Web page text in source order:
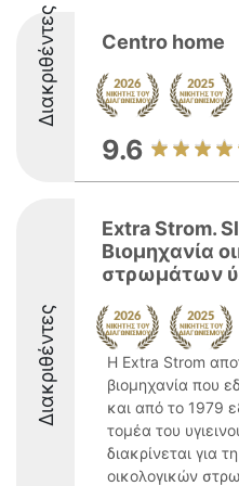
Διακριθέντες Centro home
9.6
Διακριθέντες
Extra Strom.
Βιομηχανία
στρωμάτων
Η Extra Strom
βιομηχανία που
και από το 1979
τομέα του
διακρίνεται για
οικολογικών